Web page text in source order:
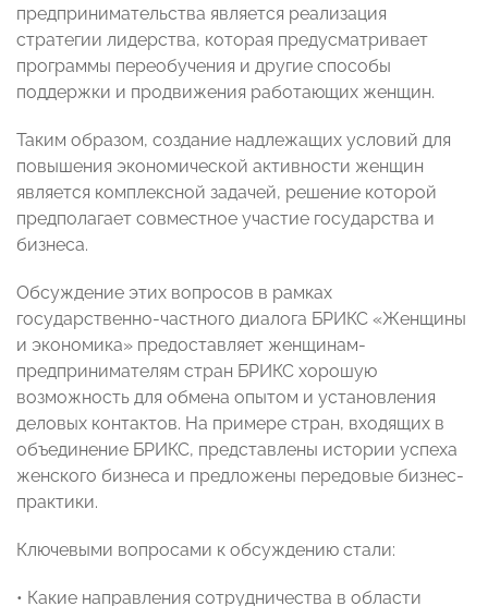
предпринимательства является реализация
стратегии лидерства, которая предусматривает
программы переобучения и другие способы
поддержки и продвижения работающих женщин.
Таким образом, создание надлежащих условий для
повышения экономической активности женщин
является комплексной задачей, решение которой
предполагает совместное участие государства и
бизнеса.
Обсуждение этих вопросов в рамках
государственно-частного диалога БРИКС «Женщины
и экономика» предоставляет женщинам-
предпринимателям стран БРИКС хорошую
возможность для обмена опытом и установления
деловых контактов. На примере стран, входящих в
объединение БРИКС, представлены истории успеха
женского бизнеса и предложены передовые бизнес-
практики.
Ключевыми вопросами к обсуждению стали:
• Какие направления сотрудничества в области